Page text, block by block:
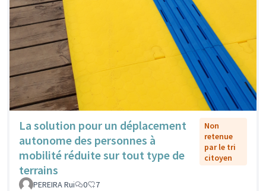
La solution pour un déplacement
autonome des personnes à
mobilité réduite sur tout type de
terrains
Non
retenue
par le tri
citoyen
PEREIRA Rui 0 7